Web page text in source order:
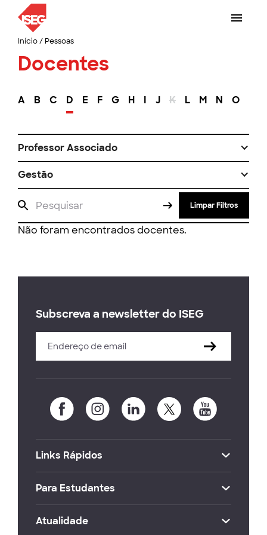
Início/ Pessoas
Docentes
A B C D E F G H I J K L M N O
Professor Associado
Gestão
Limpar Filtros
Não foram encontrados docentes.
Subscreva a newsletter do ISEG
Links Rápidos
Para Estudantes
Atualidade